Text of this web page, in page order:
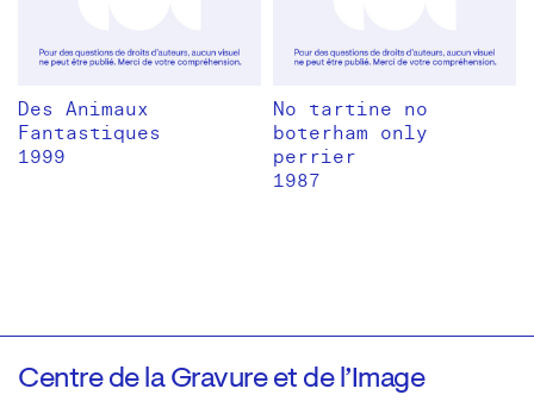
Des Animaux
Fantastiques
1999
No tartine no
boterham only
perrier
1987
Centre de la Gravure et de l’Image